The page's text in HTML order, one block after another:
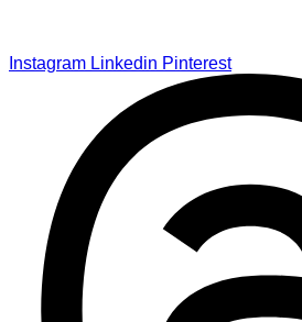
Instagram Linkedin Pinterest